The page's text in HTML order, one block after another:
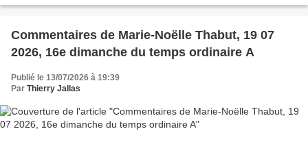
Commentaires de Marie-Noëlle Thabut, 19 07
2026, 16e dimanche du temps ordinaire A
Publié le 13/07/2026 à 19:39
Par Thierry Jallas